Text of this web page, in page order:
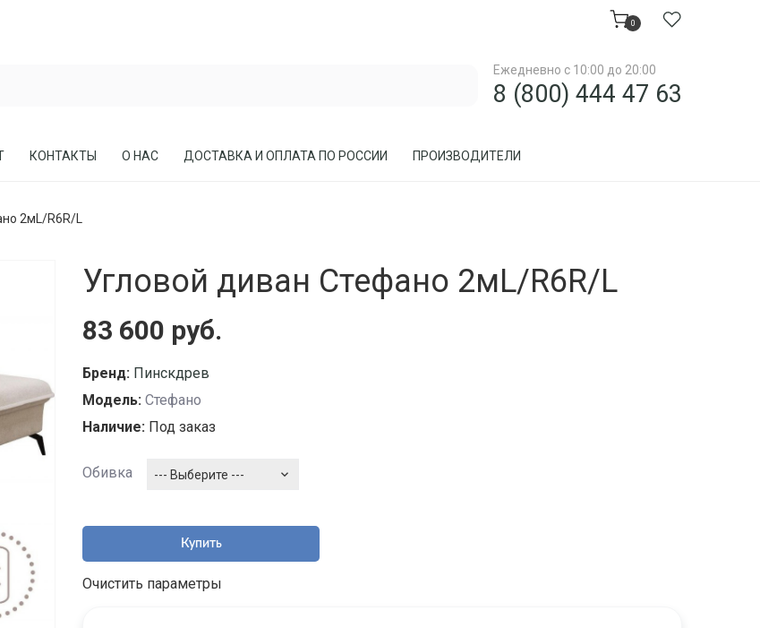
0
Ежедневно с 10:00 до 20:00
8 (800) 444 47 63
КАБИНЕТЫ, БИБЛИОТЕКИ
МАТРАСЫ
МЕБЕЛЬ ИЗ РОТАНГА
КОНТАКТЫ О НАС ДОСТАВКА И ОПЛАТА ПО РОССИИ ПРОИЗВОДИТЕЛИ
2мL/R6R/L
Угловой диван Стефано 2мL/R6R/L
83 600 руб.
Бренд: Пинскдрев
Модель: Стефано
Наличие: Под заказ
Обивка --- Выберите ---
Купить
Очистить параметры